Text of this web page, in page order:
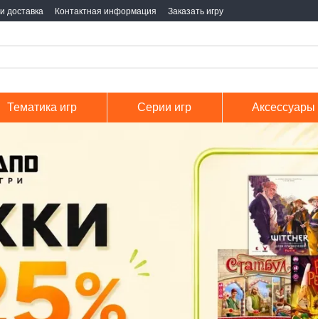
доставка Контактная информация Заказать игру
Тематика игр Серии игр Аксессуары